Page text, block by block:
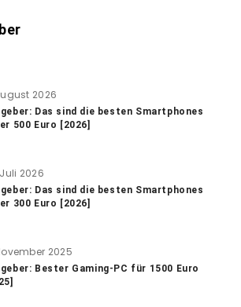
2026
Das sind die besten Smartphones
500 Euro [2026]
2026
Das sind die besten Smartphones
300 Euro [2026]
2025
Bester Gaming-PC für 1500 Euro